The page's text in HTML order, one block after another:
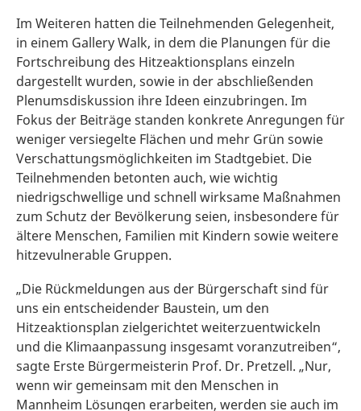
Im Weiteren hatten die Teilnehmenden Gelegenheit,
in einem Gallery Walk, in dem die Planungen für die
Fortschreibung des Hitzeaktionsplans einzeln
dargestellt wurden, sowie in der abschließenden
Plenumsdiskussion ihre Ideen einzubringen. Im
Fokus der Beiträge standen konkrete Anregungen für
weniger versiegelte Flächen und mehr Grün sowie
Verschattungsmöglichkeiten im Stadtgebiet. Die
Teilnehmenden betonten auch, wie wichtig
niedrigschwellige und schnell wirksame Maßnahmen
zum Schutz der Bevölkerung seien, insbesondere für
ältere Menschen, Familien mit Kindern sowie weitere
hitzevulnerable Gruppen.
„Die Rückmeldungen aus der Bürgerschaft sind für
uns ein entscheidender Baustein, um den
Hitzeaktionsplan zielgerichtet weiterzuentwickeln
und die Klimaanpassung insgesamt voranzutreiben“,
sagte Erste Bürgermeisterin Prof. Dr. Pretzell. „Nur,
wenn wir gemeinsam mit den Menschen in
Mannheim Lösungen erarbeiten, werden sie auch im